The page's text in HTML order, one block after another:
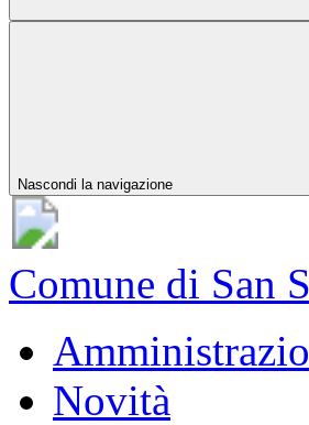
Nascondi la navigazione
Comune di San
Novità